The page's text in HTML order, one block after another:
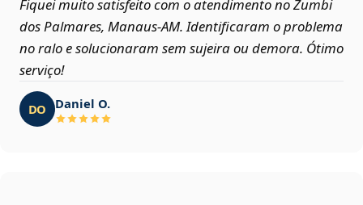
Fiquei muito satisfeito com o atendimento no Zumbi
dos Palmares, Manaus‑AM. Identificaram o problema
no ralo e solucionaram sem sujeira ou demora. Ótimo
serviço!
DO Daniel O.